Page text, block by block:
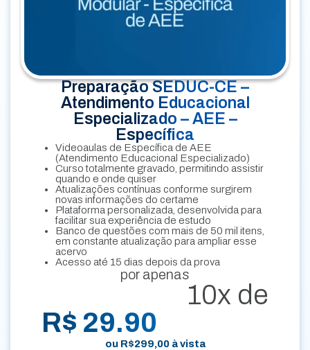
Preparação SEDUC-CE –
Atendimento Educacional
Especializado – AEE –
Específica
Videoaulas de Específica de AEE
(Atendimento Educacional Especializado)
Curso totalmente gravado, permitindo assistir
quando e onde quiser
Atualizações contínuas conforme surgirem
novas informações do certame
Plataforma personalizada, desenvolvida para
facilitar sua experiência de estudo
Banco de questões com mais de 50 mil itens,
em constante atualização para ampliar esse
acervo
Acesso até 15 dias depois da prova
por apenas
10x de
R$ 29.90
ou R$299,00à vista